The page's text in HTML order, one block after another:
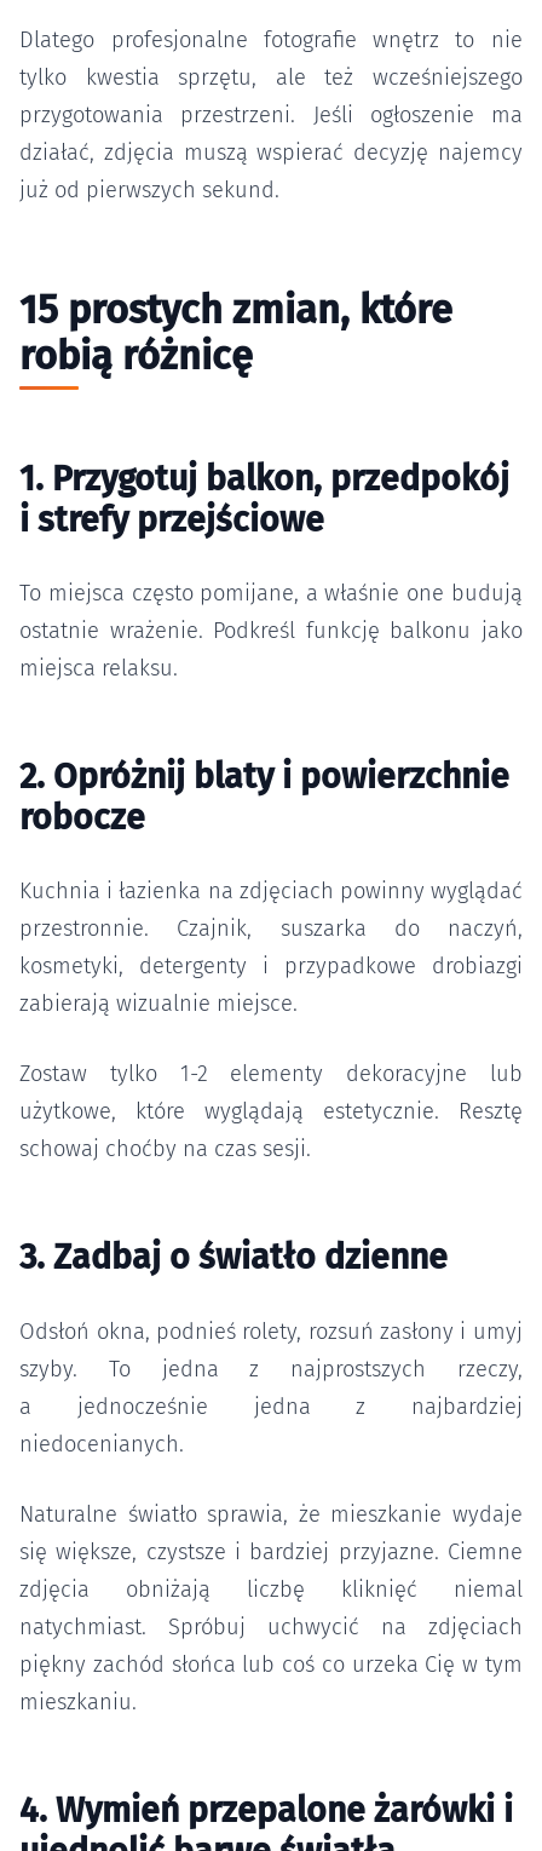
Dlatego profesjonalne fotografie wnętrz to nie
tylko kwestia sprzętu, ale też wcześniejszego
przygotowania przestrzeni. Jeśli ogłoszenie ma
działać, zdjęcia muszą wspierać decyzję najemcy
już od pierwszych sekund.
15 prostych zmian, które
robią różnicę
1. Przygotuj balkon, przedpokój
i strefy przejściowe
To miejsca często pomijane, a właśnie one budują
ostatnie wrażenie. Podkreśl funkcję balkonu jako
miejsca relaksu.
2. Opróżnij blaty i powierzchnie
robocze
Kuchnia i łazienka na zdjęciach powinny wyglądać
przestronnie. Czajnik, suszarka do naczyń,
kosmetyki, detergenty i przypadkowe drobiazgi
zabierają wizualnie miejsce.
Zostaw tylko 1-2 elementy dekoracyjne lub
użytkowe, które wyglądają estetycznie. Resztę
schowaj choćby na czas sesji.
3. Zadbaj o światło dzienne
Odsłoń okna, podnieś rolety, rozsuń zasłony i umyj
szyby. To jedna z najprostszych rzeczy,
a jednocześnie jedna z najbardziej
niedocenianych.
Naturalne światło sprawia, że mieszkanie wydaje
się większe, czystsze i bardziej przyjazne. Ciemne
zdjęcia obniżają liczbę kliknięć niemal
natychmiast. Spróbuj uchwycić na zdjęciach
piękny zachód słońca lub coś co urzeka Cię w tym
mieszkaniu.
4. Wymień przepalone żarówki i